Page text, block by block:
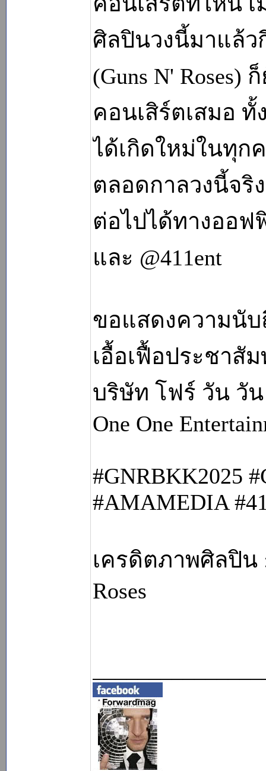
ศิลปินวงนี้มาแล้ว
(Guns N'
คอนเสิร์ตเสมอ
ได้เกิดใหม่ในทุก
ตลอดกาลวงนี้จริ
ต่อไปได้ทางออฟ
และ @411ent
ขอแสดงความนั
เอื้อเฟื้อประชาสั
บริษัท โฟร์ วัน วัน
One One
#GNRBKK2025
#AMAMEDIA
เครดิตภาพศิลปิน :
Roses